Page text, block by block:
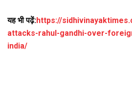
यह भी पढ़ें:https://
attacks-rahul-gandhi-over-
india/